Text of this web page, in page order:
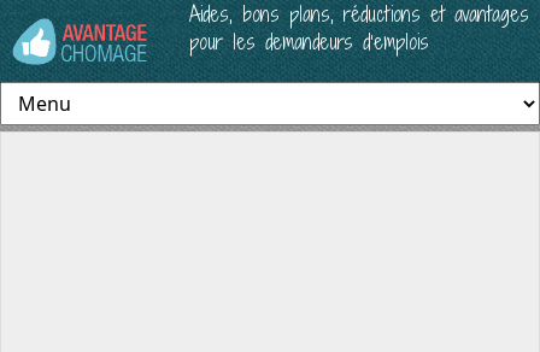
Aides, bons plans, réductions et avantages
pour les demandeurs d’emplois